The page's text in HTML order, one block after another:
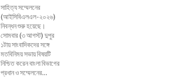
প্রধান ও সম্মেলনের...